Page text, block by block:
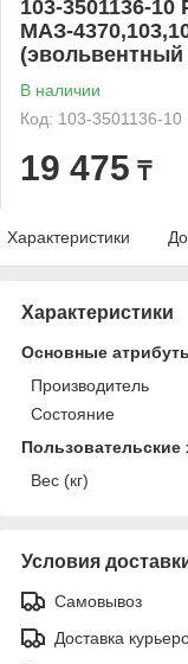
103-3501136-
МАЗ-
В наличии
Код: 103-3501136-10
19 475 ₸
Характеристики
Характеристики
Основные
Производитель
Состояние
Пользовательские
Вес (кг)
Условия
Самовывоз
Доставка